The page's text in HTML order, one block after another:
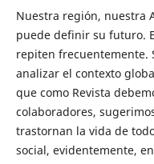
Nuestra región, nuestra
puede definir su futuro.
repiten frecuentemente.
analizar el contexto
que como Revista
colaboradores,
trastornan la vida de
social, evidentemente,